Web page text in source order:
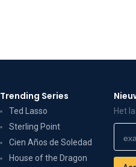
Trending Series
Ted Lasso
Sterling Point
Cien Años de Soledad
House of the Dragon
Het